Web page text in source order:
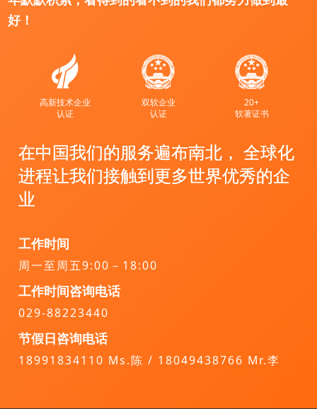
好！
高新技术企业
认证
双软企业
认证
20+
软著证书
在中国我们的服务遍布南北， 全球化
进程让我们接触到更多世界优秀的企
业
工作时间
周一至周五9:00－18:00
工作时间咨询电话
029-88223440
节假日咨询电话
18991834110 Ms.陈 / 18049438766 Mr.李